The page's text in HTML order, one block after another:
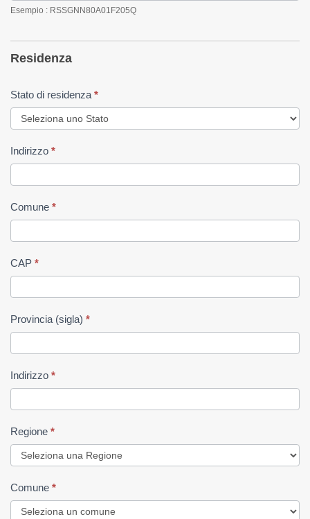
Esempio : RSSGNN80A01F205Q
Residenza
Stato di residenza *
Indirizzo *
Comune *
CAP *
Provincia (sigla) *
Indirizzo *
Regione *
Comune *